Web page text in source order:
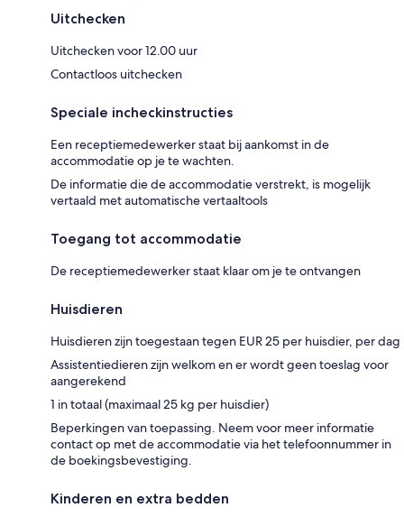
Uitchecken
Uitchecken voor 12.00 uur
Contactloos uitchecken
Speciale incheckinstructies
Een receptiemedewerker staat bij aankomst in de
accommodatie op je te wachten.
De informatie die de accommodatie verstrekt, is mogelijk
vertaald met automatische vertaaltools
Toegang tot accommodatie
De receptiemedewerker staat klaar om je te ontvangen
Huisdieren
Huisdieren zijn toegestaan tegen EUR 25 per huisdier, per dag
Assistentiedieren zijn welkom en er wordt geen toeslag voor
aangerekend
1 in totaal (maximaal 25 kg per huisdier)
Beperkingen van toepassing. Neem voor meer informatie
contact op met de accommodatie via het telefoonnummer in
de boekingsbevestiging.
Kinderen en extra bedden